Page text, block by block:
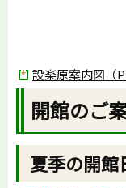
設楽原案内図（
開館のご
夏季の開館